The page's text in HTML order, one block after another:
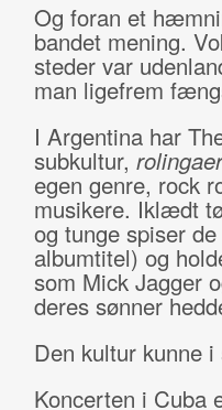
Og foran et
bandet mening.
steder var
man ligefrem
I Argentina har
subkultur, rolingaer
egen genre, rock
musikere. Iklædt
og tunge spiser de
albumtitel) og
som Mick Jagger
deres sønner
Den kultur kunne
Koncerten i Cuba